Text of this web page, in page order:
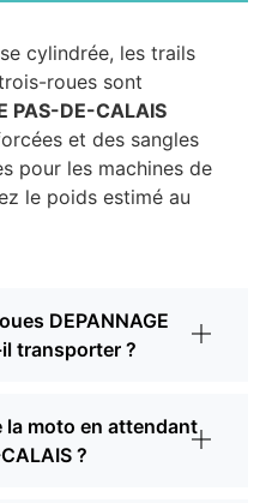
cylindrée, les trails
roues sont
PAS-DE-CALAIS
et des sangles
pour les machines de
le poids estimé au
DEPANNAGE
transporter ?
la moto en attendant
?